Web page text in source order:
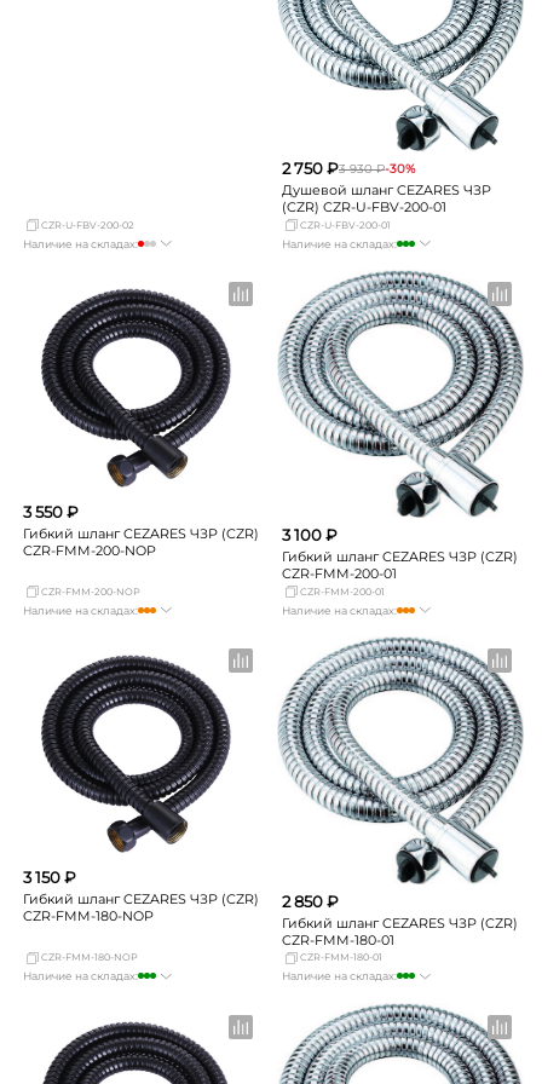
CZR-U-FBV-200-02
Наличие на складах:
Нет в наличии
Новосибирск
Нет в наличии
Екатеринбург
Нет в наличии
Самара
Нет в наличии
2 750 ₽3 930 ₽-30%
Душевой шланг CEZARES ЧЗР
(CZR) CZR-U-FBV-200-01
CZR-U-FBV-200-01
Наличие на складах:
мало
Краснодар
Нет в наличии
Новосибирск
Нет в наличии
Екатеринбург
Нет в наличии
Самара
Нет в наличии
3 550 ₽
Гибкий шланг CEZARES ЧЗР (CZR)
CZR-FMM-200-NOP
CZR-FMM-200-NOP
Наличие на складах:
Нет в наличии
Новосибирск
Нет в наличии
Екатеринбург
мало
Самара
Нет в наличии
3 100 ₽
Гибкий шланг CEZARES ЧЗР (CZR)
CZR-FMM-200-01
CZR-FMM-200-01
Наличие на складах:
мало
Краснодар
Нет в наличии
Новосибирск
Нет в наличии
Екатеринбург
Нет в наличии
Самара
Нет в наличии
3 150 ₽
Гибкий шланг CEZARES ЧЗР (CZR)
CZR-FMM-180-NOP
CZR-FMM-180-NOP
Наличие на складах:
мало
Новосибирск
Нет в наличии
Екатеринбург
мало
2 850 ₽
Гибкий шланг CEZARES ЧЗР (CZR)
CZR-FMM-180-01
CZR-FMM-180-01
Наличие на складах:
мало
Краснодар
мало
Новосибирск
Нет в наличии
Екатеринбург
Нет в наличии